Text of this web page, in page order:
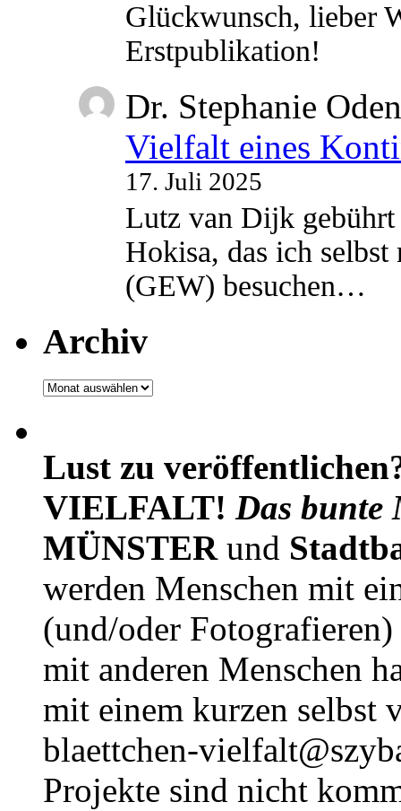
Glückwunsch, lieber
Erstpublikation!
Dr. Stephanie
Vielfalt eines
17. Juli 2025
Lutz van Dijk
Hokisa, das ich
(GEW) besuchen…
Archiv
Archiv
Lust zu
VIELFALT! Das bunte
MÜNSTERund
werden Menschen mit
(und/oder
mit anderen Menschen
mit einem kurzen selbst
blaettchen-
Projekte sind nicht